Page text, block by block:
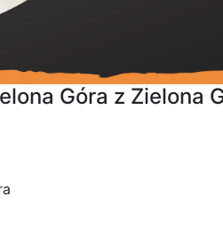
Góra z Zielona